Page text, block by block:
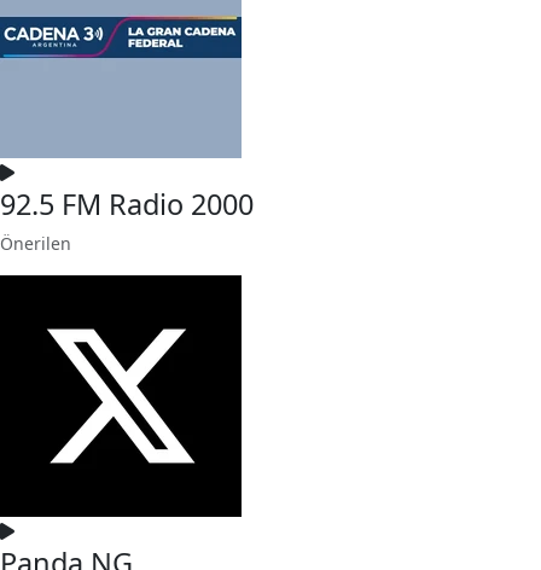
92.5 FM Radio 2000
Önerilen